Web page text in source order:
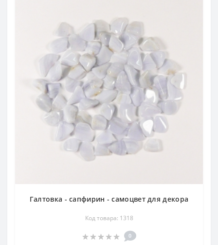
Галтовка - сапфирин - самоцвет для декора
Код товара: 1318
0